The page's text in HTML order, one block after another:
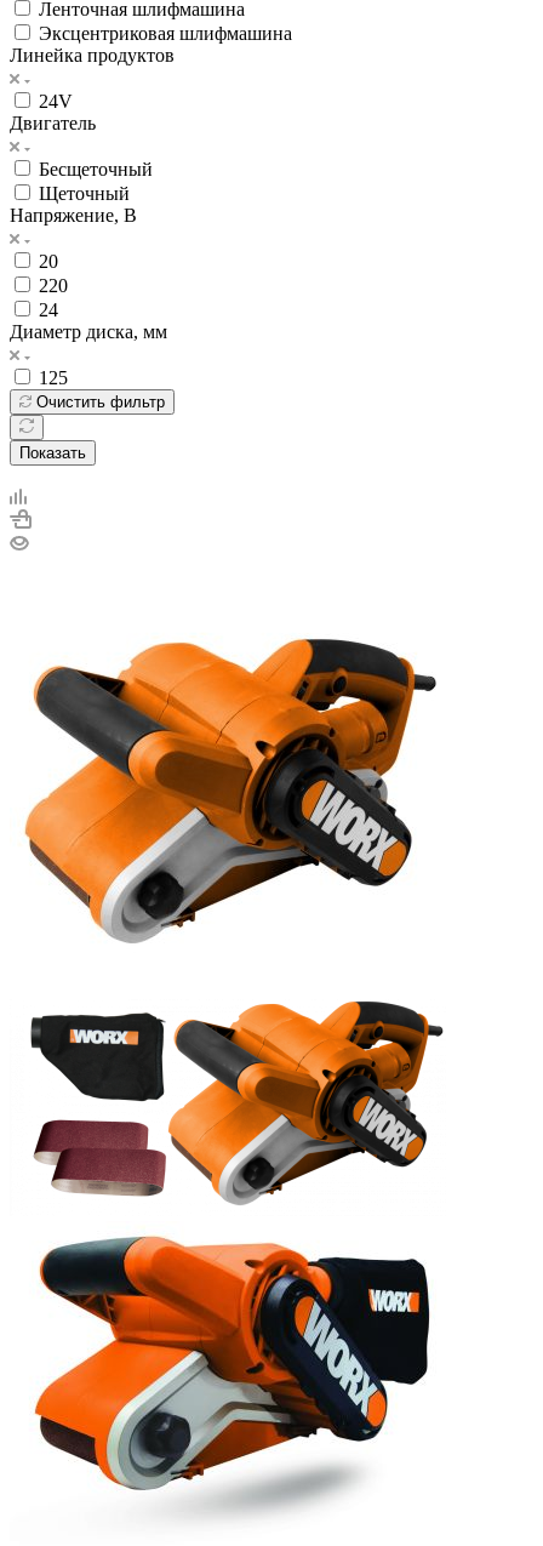
Ленточная шлифмашина
Эксцентриковая шлифмашина
Линейка продуктов
24V
Двигатель
Бесщеточный
Щеточный
Напряжение, В
20
220
24
Диаметр диска, мм
125
Очистить фильтр
Показать